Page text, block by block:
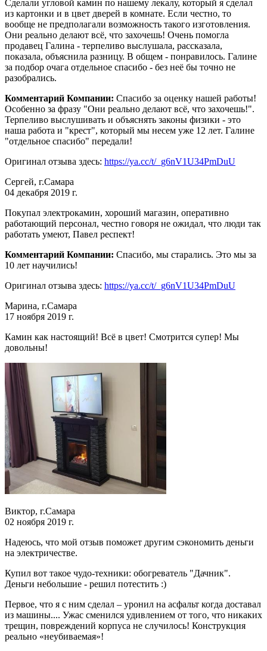
Сделали угловой камин по нашему лекалу, который я сделал
из картонки и в цвет дверей в комнате. Если честно, то
вообще не предполагали возможность такого изготовления.
Они реально делают всё, что захочешь! Очень помогла
продавец Галина - терпеливо выслушала, рассказала,
показала, объяснила разницу. В общем - понравилось. Галине
за подбор очага отдельное спасибо - без неё бы точно не
разобрались.
Комментарий Компании: Спасибо за оценку нашей работы!
Особенно за фразу "Они реально делают всё, что захочешь!".
Терпеливо выслушивать и объяснять законы физики - это
наша работа и "крест", который мы несем уже 12 лет. Галине
"отдельное спасибо" передали!
Оригинал отзыва здесь: https://ya.cc/t/_g6nV1U34PmDuU
Сергей, г.Самара
04 декабря 2019 г.
Покупал электрокамин, хороший магазин, оперативно
работающий персонал, честно говоря не ожидал, что люди так
работать умеют, Павел респект!
Комментарий Компании: Спасибо, мы старались. Это мы за
10 лет научились!
Оригинал отзыва здесь: https://ya.cc/t/_g6nV1U34PmDuU
Марина, г.Самара
17 ноября 2019 г.
Камин как настоящий! Всё в цвет! Смотрится супер! Мы
довольны!
Виктор, г.Самара
02 ноября 2019 г.
Надеюсь, что мой отзыв поможет другим сэкономить деньги
на электричестве.
Купил вот такое чудо-техники: обогреватель "Дачник".
Деньги небольшие - решил потестить :)
Первое, что я с ним сделал – уронил на асфальт когда доставал
из машины.... Ужас сменился удивлением от того, что никаких
трещин, повреждений корпуса не случилось! Конструкция
реально «неубиваемая»!